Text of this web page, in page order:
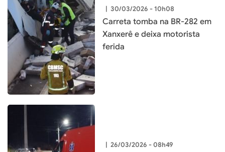
| 30/03/2026 - 10h08
Carreta tomba na BR-282 em
Xanxerê e deixa motorista
ferida
| 26/03/2026 - 08h49